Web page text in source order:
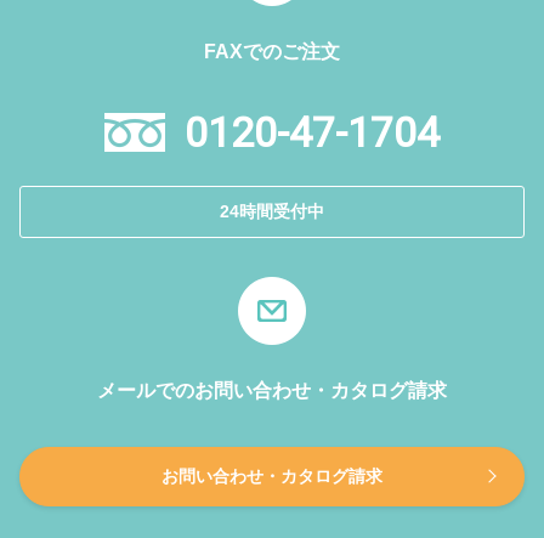
FAXでのご注文
0120-47-1704
24時間受付中
メールでのお問い合わせ・カタログ請求
お問い合わせ・カタログ請求